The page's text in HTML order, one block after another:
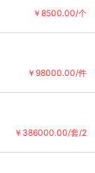
￥8500.00/个
￥98000.00/件
￥386000.00/套/2